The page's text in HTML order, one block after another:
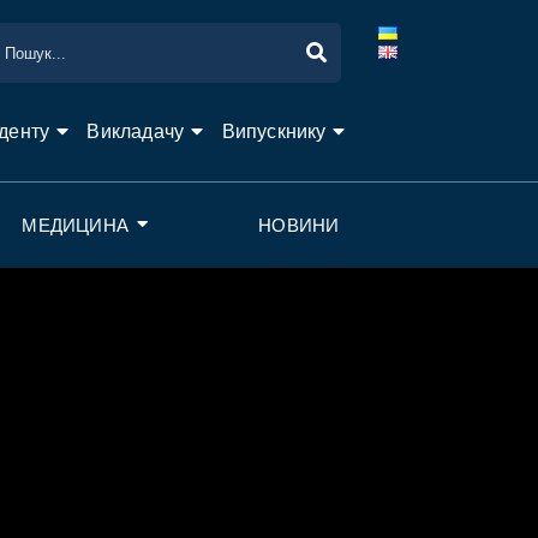
Викладачу Випускнику
МЕДИЦИНА НОВИНИ